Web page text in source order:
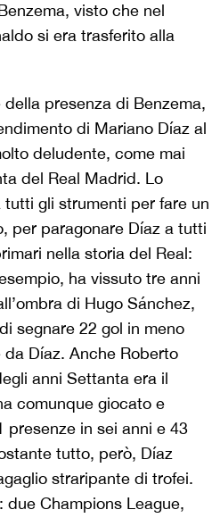
visto che nel
si era trasferito alla
presenza di Benzema,
di Mariano Díaz al
deludente, come mai
del Real Madrid. Lo
tutti gli strumenti per fare un
per paragonare Díaz a tutti
nella storia del Real:
ha vissuto tre anni
di Hugo Sánchez,
segnare 22 gol in meno
Díaz. Anche Roberto
anni Settanta era il
comunque giocato e
presenze in sei anni e 43
tutto, però, Díaz
straripante di trofei.
due Champions League,